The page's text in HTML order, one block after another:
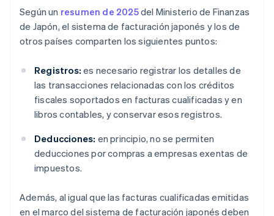
Según un resumen de 2025del Ministerio de Finanzas
de Japón, el sistema de facturación japonés y los de
otros países comparten los siguientes puntos:
Registros: es necesario registrar los detalles de
las transacciones relacionadas con los créditos
fiscales soportados en facturas cualificadas y en
libros contables, y conservar esos registros.
Deducciones: en principio, no se permiten
deducciones por compras a empresas exentas de
impuestos.
Además, al igual que las facturas cualificadas emitidas
en el marco del sistema de facturación japonés deben